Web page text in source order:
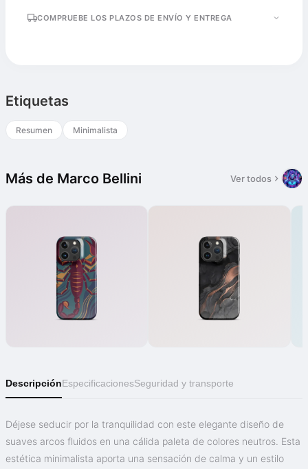
COMPRUEBE LOS PLAZOS DE ENVÍO Y ENTREGA
Etiquetas
Resumen Minimalista
Más de Marco Bellini Ver todos
DescripciónEspecificacionesSeguridad y transporte
Déjese seducir por la tranquilidad con este elegante diseño de
suaves arcos fluidos en una cálida paleta de colores neutros. Esta
estética minimalista aporta una sensación de calma y un estilo